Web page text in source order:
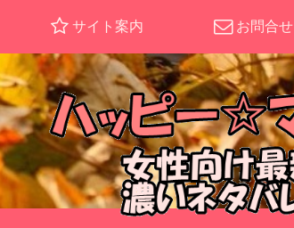
サイト案内 お問合せ